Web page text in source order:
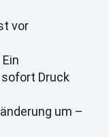
vor
Druck
um –